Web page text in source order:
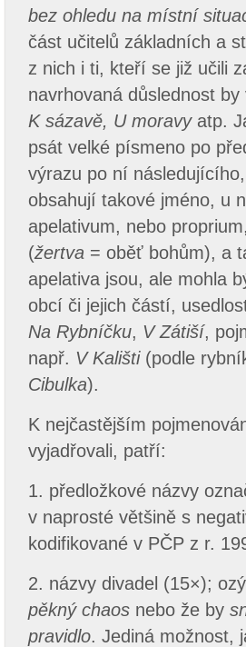
bez ohledu na místní
část učitelů základních a
z nich i ti, kteří se již učili
navrhovaná důslednost
K sázavě, U moravy atp.
psát velké písmeno po
výrazu po ní
obsahují takové jméno, u
apelativum, nebo
(žertva = oběť bohům), a
apelativa jsou, ale mohla
obcí či jejich částí,
Na Rybníčku, V Zátiší,
např. V Kališti(podle
Cibulka).
K nejčastějším
vyjadřovali, patří:
1. předložkové názvy
v naprosté většině s
kodifikované v PČP z r.
2. názvy divadel (15×);
pěkný chaos nebo že by
pravidlo. Jediná možnost,